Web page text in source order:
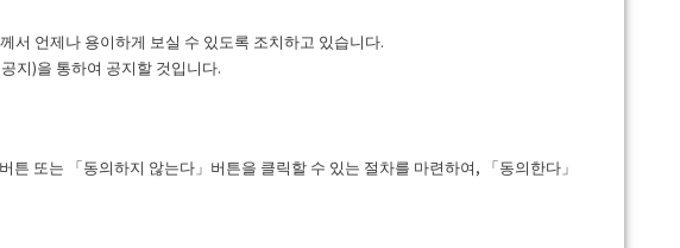
서 언제나 용이하게 보실 수 있도록 조치하고 있습니다.
지)을 통하여 공지할 것입니다.
또는 「동의하지 않는다」버튼을 클릭할 수 있는 절차를 마련하여, 「동의한다」